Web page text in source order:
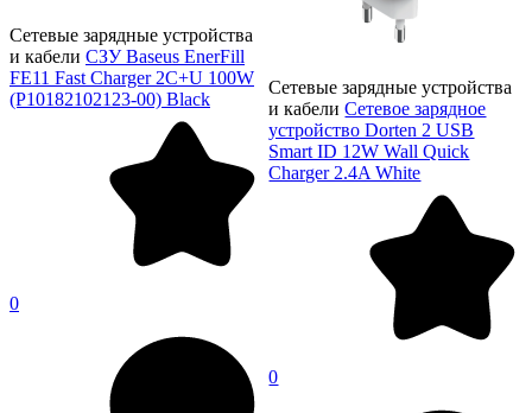
Сетевые зарядные устройства
и кабели СЗУ Baseus EnerFill
FE11 Fast Charger 2C+U 100W
(P10182102123-00) Black
0
Сетевые зарядные устройства
и кабели Сетевое зарядное
устройство Dorten 2 USB
Smart ID 12W Wall Quick
Charger 2.4A White
0